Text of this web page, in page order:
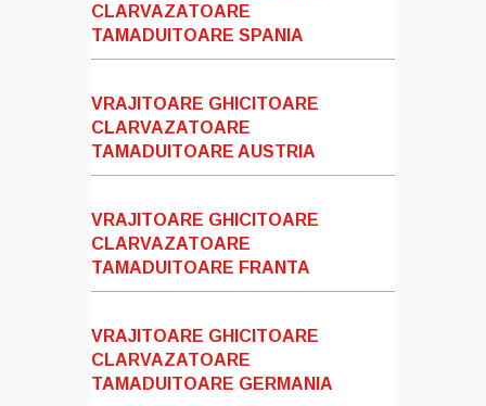
CLARVAZATOARE
TAMADUITOARE SPANIA
VRAJITOARE GHICITOARE
CLARVAZATOARE
TAMADUITOARE AUSTRIA
VRAJITOARE GHICITOARE
CLARVAZATOARE
TAMADUITOARE FRANTA
VRAJITOARE GHICITOARE
CLARVAZATOARE
TAMADUITOARE GERMANIA